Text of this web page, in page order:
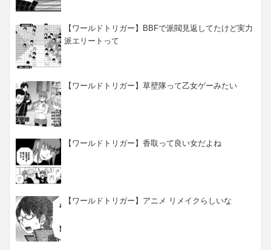
【ワールドトリガー】BBFで派閥見返してたけど実力
派エリートって
【ワールドトリガー】草壁隊って乙女ゲーみたい
【ワールドトリガー】香取って良い女だよね
【ワールドトリガー】アニメ リメイクらしいな